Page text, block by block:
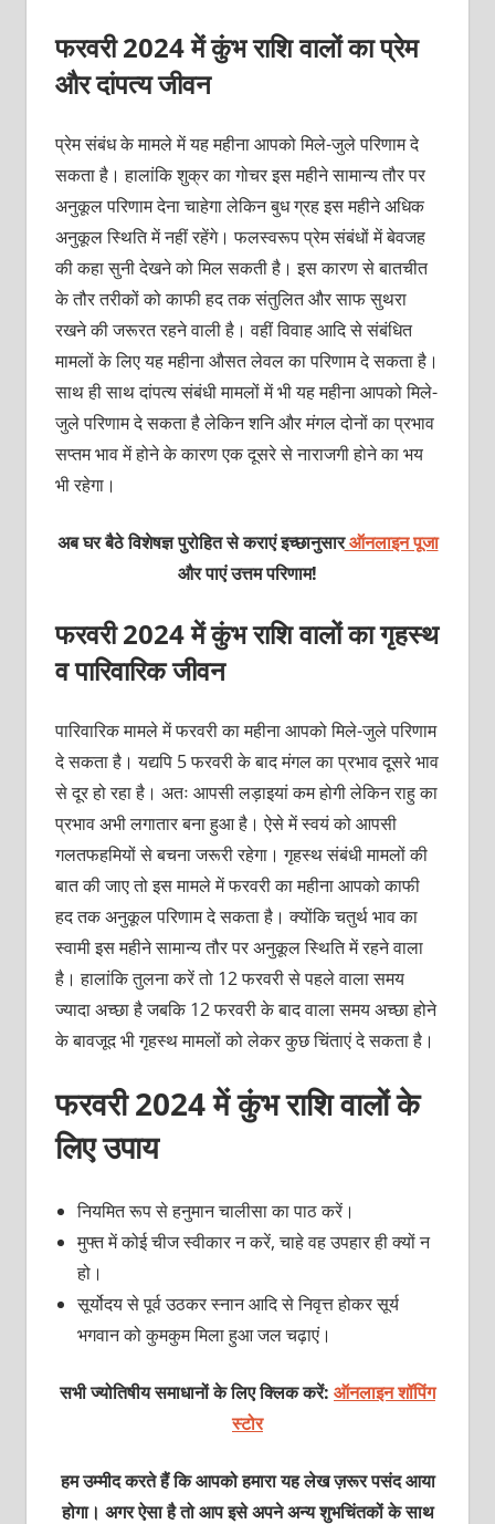
फरवरी 2024 में कुंभ राशि वालों का प्रेम
और दांपत्य जीवन
प्रेम संबंध के मामले में यह महीना आपको मिले-जुले परिणाम दे
सकता है। हालांकि शुक्र का गोचर इस महीने सामान्य तौर पर
अनुकूल परिणाम देना चाहेगा लेकिन बुध ग्रह इस महीने अधिक
अनुकूल स्थिति में नहीं रहेंगे। फलस्वरूप प्रेम संबंधों में बेवजह
की कहा सुनी देखने को मिल सकती है। इस कारण से बातचीत
के तौर तरीकों को काफी हद तक संतुलित और साफ सुथरा
रखने की जरूरत रहने वाली है। वहीं विवाह आदि से संबंधित
मामलों के लिए यह महीना औसत लेवल का परिणाम दे सकता है।
साथ ही साथ दांपत्य संबंधी मामलों में भी यह महीना आपको मिले-
जुले परिणाम दे सकता है लेकिन शनि और मंगल दोनों का प्रभाव
सप्तम भाव में होने के कारण एक दूसरे से नाराजगी होने का भय
भी रहेगा।
अब घर बैठे विशेषज्ञ पुरोहित से कराएं इच्छानुसारऑनलाइन पूजा
और पाएं उत्तम परिणाम!
फरवरी 2024 में कुंभ राशि वालों का गृहस्थ
व पारिवारिक जीवन
पारिवारिक मामले में फरवरी का महीना आपको मिले-जुले परिणाम
दे सकता है। यद्यपि 5 फरवरी के बाद मंगल का प्रभाव दूसरे भाव
से दूर हो रहा है। अतः आपसी लड़ाइयां कम होगी लेकिन राहु का
प्रभाव अभी लगातार बना हुआ है। ऐसे में स्वयं को आपसी
गलतफहमियों से बचना जरूरी रहेगा। गृहस्थ संबंधी मामलों की
बात की जाए तो इस मामले में फरवरी का महीना आपको काफी
हद तक अनुकूल परिणाम दे सकता है। क्योंकि चतुर्थ भाव का
स्वामी इस महीने सामान्य तौर पर अनुकूल स्थिति में रहने वाला
है। हालांकि तुलना करें तो 12 फरवरी से पहले वाला समय
ज्यादा अच्छा है जबकि 12 फरवरी के बाद वाला समय अच्छा होने
के बावजूद भी गृहस्थ मामलों को लेकर कुछ चिंताएं दे सकता है।
फरवरी 2024 में कुंभ राशि वालों के
लिए उपाय
नियमित रूप से हनुमान चालीसा का पाठ करें।
मुफ्त में कोई चीज स्वीकार न करें, चाहे वह उपहार ही क्यों न
हो।
सूर्योदय से पूर्व उठकर स्नान आदि से निवृत्त होकर सूर्य
भगवान को कुमकुम मिला हुआ जल चढ़ाएं।
सभी ज्योतिषीय समाधानों के लिए क्लिक करें: ऑनलाइन शॉपिंग
स्टोर
हम उम्मीद करते हैं कि आपको हमारा यह लेख ज़रूर पसंद आया
होगा। अगर ऐसा है तो आप इसे अपने अन्य शुभचिंतकों के साथ